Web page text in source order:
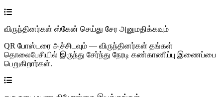
விருந்தினர்கள் ஸ்கேன் செய்து சேர அனுமதிக்கவும்
QR போஸ்டரை அச்சிடவும் — விருந்தினர்கள் தங்கள்
தொலைபேசியில் இருந்து சேர்ந்து நேரடி கண்காணிப்பு இணைப்பை
பெறுகிறார்கள்.